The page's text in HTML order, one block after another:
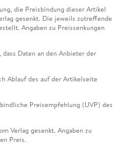
die Preisbindung dieser Artikel
gesenkt. Die jeweils zutreffende
Angaben zu Preissenkungen
Daten an den Anbieter der
Ablauf des auf der Artikelseite
Preisempfehlung (UVP) des
Verlag gesenkt. Angaben zu
Preis.